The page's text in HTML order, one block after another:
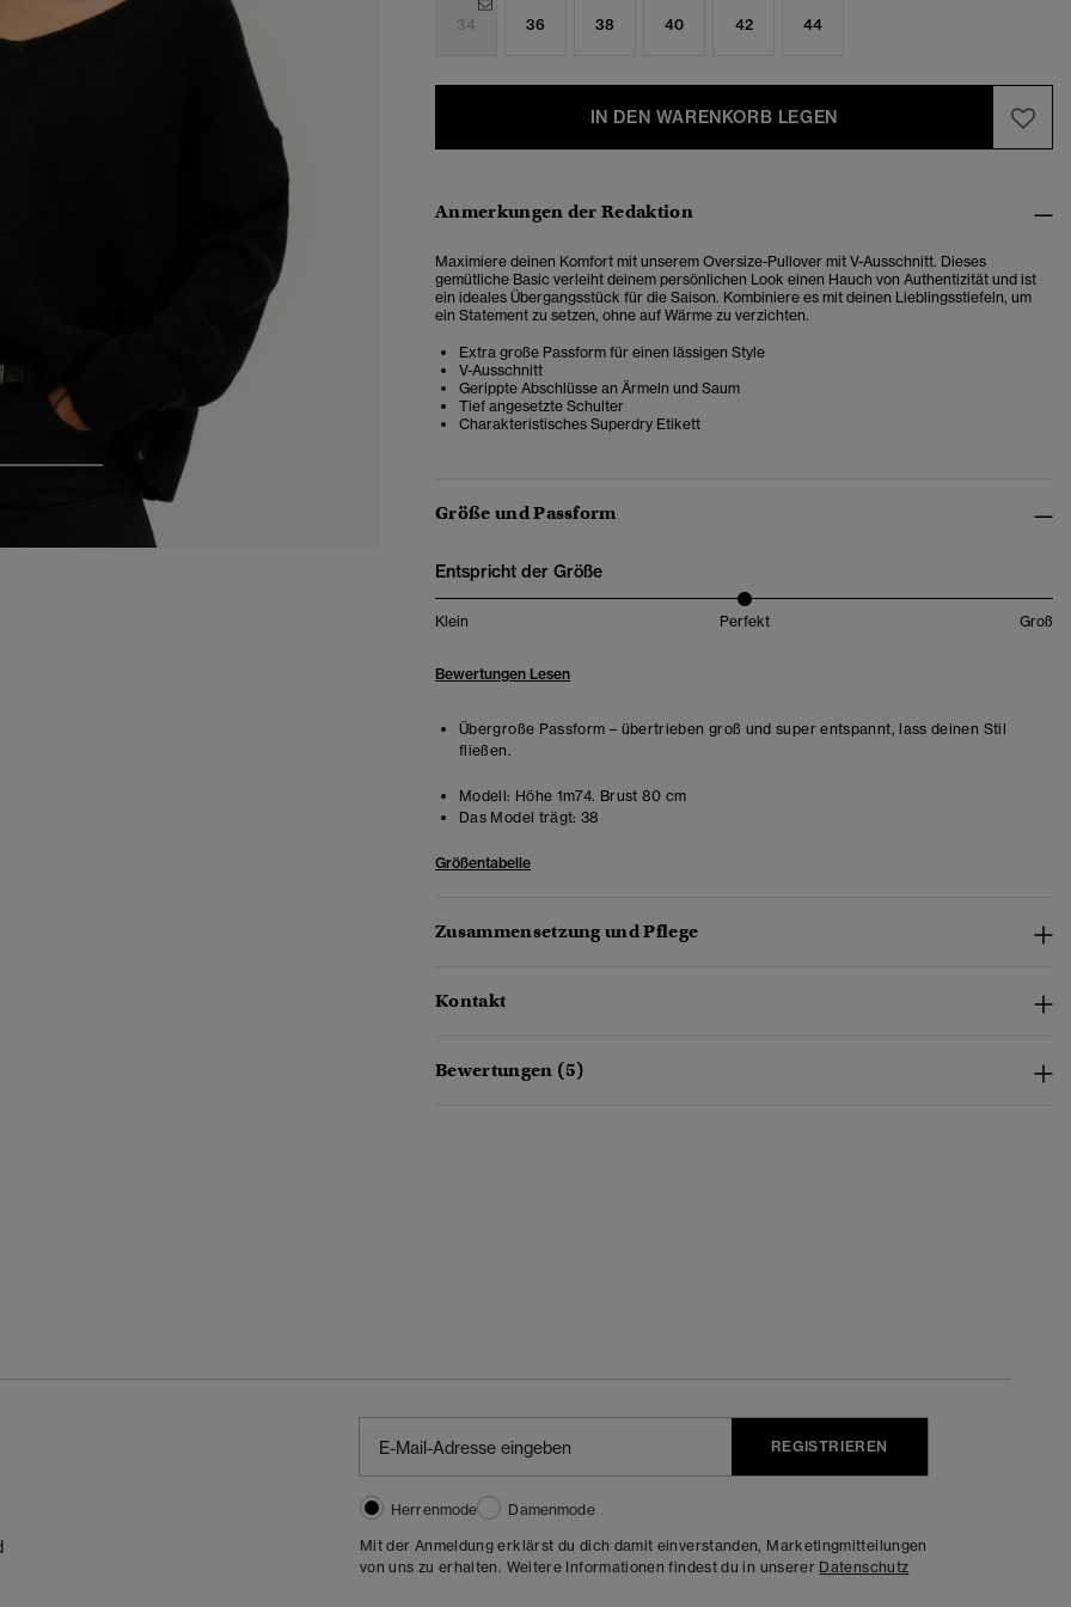
34 36 38 40 42 44
IN DEN WARENKORB LEGEN
Anmerkungen der Redaktion
Maximiere deinen Komfort mit unserem Oversize-Pullover mit V-Ausschnitt. Dieses
gemütliche Basic verleiht deinem persönlichen Look einen Hauch von Authentizität und ist
ein ideales Übergangsstück für die Saison. Kombiniere es mit deinen Lieblingsstiefeln, um
ein Statement zu setzen, ohne auf Wärme zu verzichten.
Extra große Passform für einen lässigen Style
V-Ausschnitt
Gerippte Abschlüsse an Ärmeln und Saum
Tief angesetzte Schulter
Charakteristisches Superdry Etikett
Größe und Passform
Entspricht der Größe
Klein Perfekt Groß
Bewertungen Lesen
Übergroße Passform – übertrieben groß und super entspannt, lass deinen Stil
fließen.
Modell: Höhe 1m74. Brust 80 cm
Das Model trägt: 38
Größentabelle
Zusammensetzung und Pflege
Kontakt
Bewertungen (5)
REGISTRIEREN
Herrenmode
Damenmode
Mit der Anmeldung erklärst du dich damit einverstanden, Marketingmitteilungen
von uns zu erhalten. Weitere Informationen findest du in unserer Datenschutz